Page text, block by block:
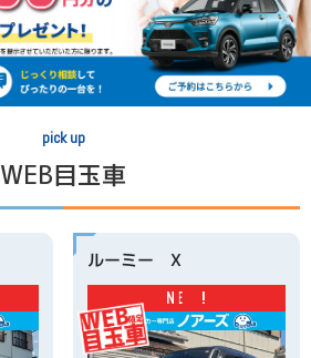
pick up
WEB目玉車
ルーミー X
N E !